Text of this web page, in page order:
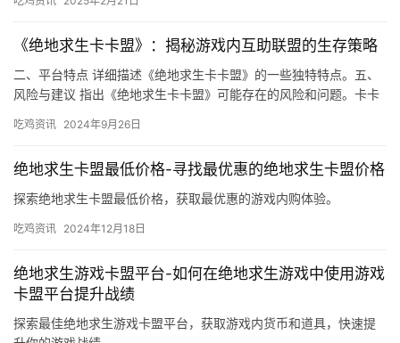
《绝地求生卡卡盟》：揭秘游戏内互助联盟的生存策略
二、平台特点 详细描述《绝地求生卡卡盟》的一些独特特点。五、
风险与建议 指出《绝地求生卡卡盟》可能存在的风险和问题。卡卡
吃鸡资讯 2024年9月26日
绝地求生卡盟最低价格-寻找最优惠的绝地求生卡盟价格
探索绝地求生卡盟最低价格，获取最优惠的游戏内购体验。
吃鸡资讯 2024年12月18日
绝地求生游戏卡盟平台-如何在绝地求生游戏中使用游戏
卡盟平台提升战绩
探索最佳绝地求生游戏卡盟平台，获取游戏内货币和道具，快速提